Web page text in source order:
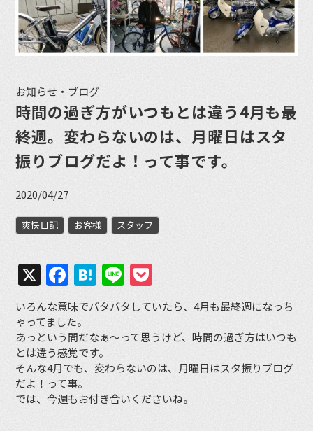
お知らせ・ブログ
時間の過ぎ方がいつもとは違う4月も最
終週。変わらないのは、月曜日はスタ
振りブログだよ！って事です。
2020/04/27
爽快日記 お客様 スタッフ
X Facebook
Hatena
Line
いろんな意味でバタバタしていたら、4月も最終週になっち
ゃってました。
あっという間だなぁ〜って思うけど、時間の過ぎ方はいつも
とは違う感覚です。
そんな4月でも、変わらないのは、月曜日はスタ振りブログ
だよ！って事。
では、今週もお付き合いくださいね。